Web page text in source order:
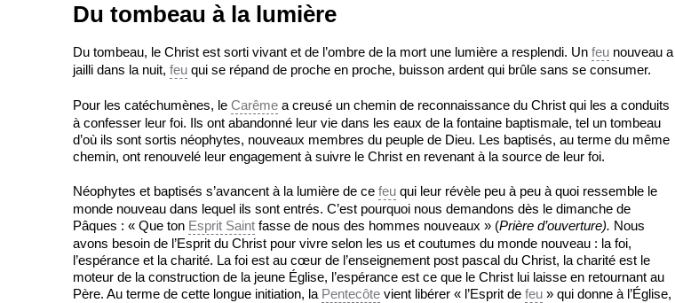
Du tombeau à la lumière
Du tombeau, le Christ est sorti vivant et de l’ombre de la mort une lumière a resplendi. Un feu nouveau a
jailli dans la nuit, feu qui se répand de proche en proche, buisson ardent qui brûle sans se consumer.
Pour les catéchumènes, le Carême a creusé un chemin de reconnaissance du Christ qui les a conduits
à confesser leur foi. Ils ont abandonné leur vie dans les eaux de la fontaine baptismale, tel un tombeau
d’où ils sont sortis néophytes, nouveaux membres du peuple de Dieu. Les baptisés, au terme du même
chemin, ont renouvelé leur engagement à suivre le Christ en revenant à la source de leur foi.
Néophytes et baptisés s’avancent à la lumière de ce feu qui leur révèle peu à peu à quoi ressemble le
monde nouveau dans lequel ils sont entrés. C’est pourquoi nous demandons dès le dimanche de
Pâques : « Que ton Esprit Saint fasse de nous des hommes nouveaux » (Prière d’ouverture). Nous
avons besoin de l’Esprit du Christ pour vivre selon les us et coutumes du monde nouveau : la foi,
l’espérance et la charité. La foi est au cœur de l’enseignement post pascal du Christ, la charité est le
moteur de la construction de la jeune Église, l’espérance est ce que le Christ lui laisse en retournant au
Père. Au terme de cette longue initiation, la Pentecôte vient libérer « l’Esprit de feu » qui donne à l’Église,